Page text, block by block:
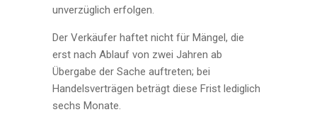
unverzüglich erfolgen.
Der Verkäufer haftet nicht für Mängel, die
erst nach Ablauf von zwei Jahren ab
Übergabe der Sache auftreten; bei
Handelsverträgen beträgt diese Frist lediglich
sechs Monate.